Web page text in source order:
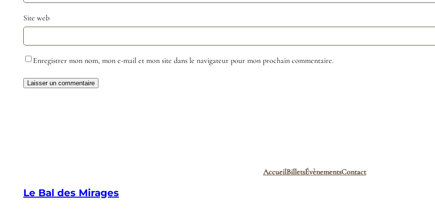
Site web
Enregistrer mon nom, mon e-mail et mon site dans le navigateur pour mon prochain commentaire.
Le Bal des Mirages
AccueilBilletsÉvènementsContact